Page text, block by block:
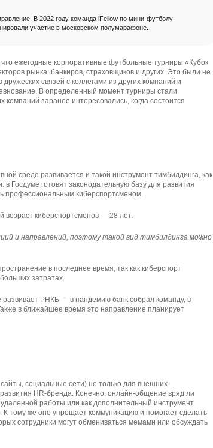
В 2022 году команда iFellow по мини-футболу
участие в московском полумарафоне.
ежегодные корпоративные футбольные турниры «Кубок
рынка: банкиров, страховщиков и других. Это были не
связей с коллегами из других компаний и
В определенный момент турниры стали
заранее интересовались, когда состоится
среде развивается и такой инструмент тимбилдинга, как
Госдуме готовят законодательную базу для развития
профессиональным киберспортсменом.
возраст киберспортсменов — 28 лет.
и направлений, поэтому такой вид тимбилдинга можно
в последнее время, так как киберспорт
затратах.
развивает РНКБ — в пандемию банк собрал команду, в
в ближайшее время это направление планирует
социальные сети) не только для внешних
HR-бренда. Конечно, онлайн-общение вряд ли
работы или как дополнительный инструмент
тому же оно упрощает коммуникацию и помогает сделать
сотрудники могут обмениваться мемами или обсуждать